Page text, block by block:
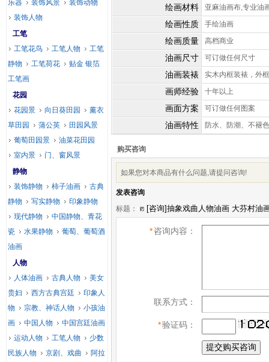
绘画材料 亚麻油画布,专业油
绘画性质 手绘油画
绘画质量 高档商业
油画尺寸 可订做任何尺寸
油画装裱 实木内框装裱，外
画师经验 十年以上
画面方案 可订做任何图案
油画特性 防水、防潮、不褪色
购买咨询
如果您对本商品有什么问题,请提问咨询!
发表咨询
标题：
*咨询内容：
联系方式：
*验证码：
乐器 装饰风景
装饰动物
装饰人物
工笔
工笔花鸟
工笔人物
工笔
静物
工笔荷花
贴金 银箔
工笔画
花园
花园景
向日葵田园
薰衣
草田园
蒲公英
田园风景
葡萄田园景
油菜花田园
室内景
门、窗风景
静物
装饰静物
柿子油画
古典
静物
写实静物
印象静物
现代静物
中国静物、青花
瓷
水果静物
葡萄、葡萄酒
油画
人物
人体油画
古典人物
美女
贵妇
西方古典宫廷
印象人
物
宗教、神话人物
小孩油
画
中国人物
中国宫廷油画
运动人物
工笔人物
少数
民族人物
京剧、戏曲
阿拉